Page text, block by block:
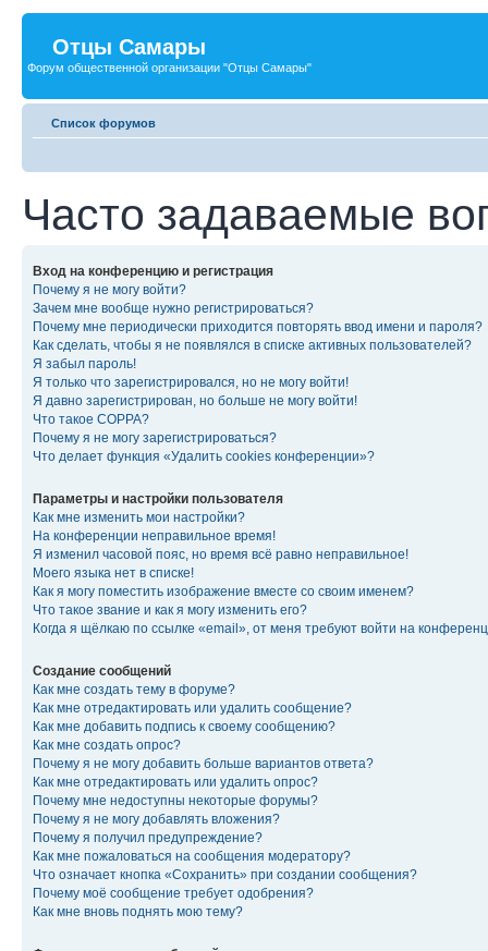
Отцы Самары
Форум общественной организации "Отцы Самары"
Список форумов
Часто задаваемые
Вход на конференцию и регистрация
Почему я не могу войти?
Зачем мне вообще нужно регистрироваться?
Почему мне периодически приходится повторять ввод имени и пароля?
Как сделать, чтобы я не появлялся в списке активных пользователей?
Я забыл пароль!
Я только что зарегистрировался, но не могу войти!
Я давно зарегистрирован, но больше не могу войти!
Что такое COPPA?
Почему я не могу зарегистрироваться?
Что делает функция «Удалить cookies конференции»?
Параметры и настройки пользователя
Как мне изменить мои настройки?
На конференции неправильное время!
Я изменил часовой пояс, но время всё равно неправильное!
Моего языка нет в списке!
Как я могу поместить изображение вместе со своим именем?
Что такое звание и как я могу изменить его?
Когда я щёлкаю по ссылке «email», от меня требуют войти на
Создание сообщений
Как мне создать тему в форуме?
Как мне отредактировать или удалить сообщение?
Как мне добавить подпись к своему сообщению?
Как мне создать опрос?
Почему я не могу добавить больше вариантов ответа?
Как мне отредактировать или удалить опрос?
Почему мне недоступны некоторые форумы?
Почему я не могу добавлять вложения?
Почему я получил предупреждение?
Как мне пожаловаться на сообщения модератору?
Что означает кнопка «Сохранить» при создании сообщения?
Почему моё сообщение требует одобрения?
Как мне вновь поднять мою тему?